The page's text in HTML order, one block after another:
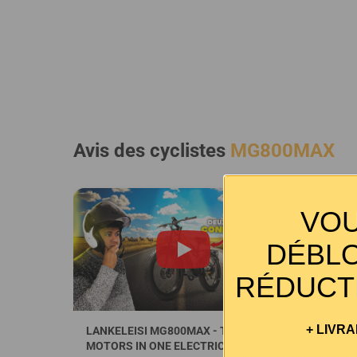
Avis des cyclistes MG800MAX
LANKELEISI MG800MAX - TWO
MOTORS IN ONE ELECTRIC BIKE,
Roadtrip
+